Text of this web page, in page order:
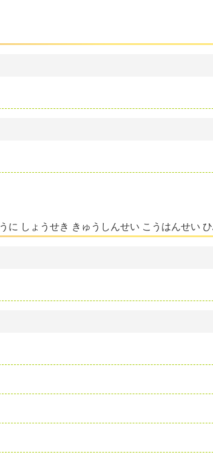
に しょうせき きゅうしんせい こうはんせい